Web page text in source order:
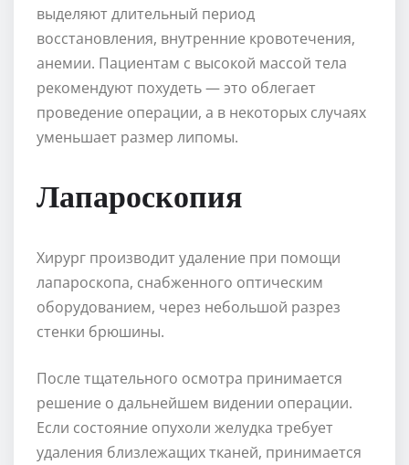
выделяют длительный период
восстановления, внутренние кровотечения,
анемии. Пациентам с высокой массой тела
рекомендуют похудеть — это облегает
проведение операции, а в некоторых случаях
уменьшает размер липомы.
Лапароскопия
Хирург производит удаление при помощи
лапароскопа, снабженного оптическим
оборудованием, через небольшой разрез
стенки брюшины.
После тщательного осмотра принимается
решение о дальнейшем видении операции.
Если состояние опухоли желудка требует
удаления близлежащих тканей, принимается